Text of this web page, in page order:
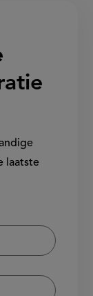
laatste